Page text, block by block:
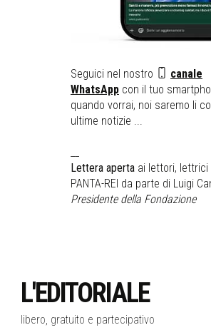
Seguici nel nostro
canale
WhatsApp con il tuo
quando vorrai, noi saremo li
ultime notizie ...
Lettera aperta ai lettori, lettrici
PANTA-REI da parte di Luigi
Presidente della Fondazione
L'EDITORIALE
libero, gratuito e partecipativo